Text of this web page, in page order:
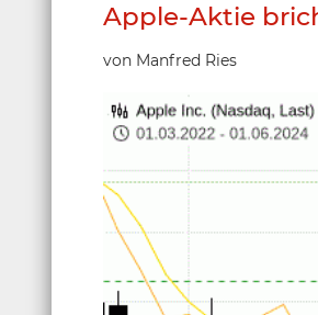
Apple-Aktie
von Manfred Ries